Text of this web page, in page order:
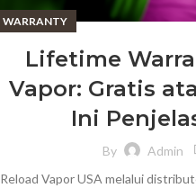
WARRANTY
Lifetime
Vapor: Gratis
Ini
By Admin
Reload Vapor USA melalui